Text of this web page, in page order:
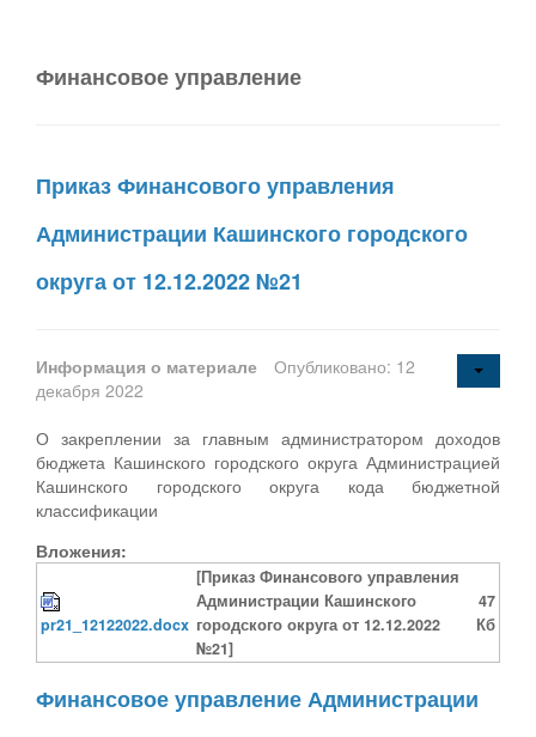
Финансовое управление
Приказ Финансового управления
Администрации Кашинского городского
округа от 12.12.2022 №21
Информация о материале
Опубликовано: 12
декабря 2022
О закреплении за главным администратором доходов
бюджета Кашинского городского округа Администрацией
Кашинского городского округа кода бюджетной
классификации
Вложения:
pr21_12122022.docx
[Приказ Финансового управления
Администрации Кашинского
городского округа от 12.12.2022
№21]
47
Кб
Финансовое управление Администрации